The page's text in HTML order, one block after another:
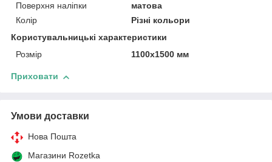
Поверхня наліпки
матова
Колір
Різні кольори
Користувальницькі характеристики
Розмір
1100х1500 мм
Приховати
Умови доставки
Нова Пошта
Магазини Rozetka